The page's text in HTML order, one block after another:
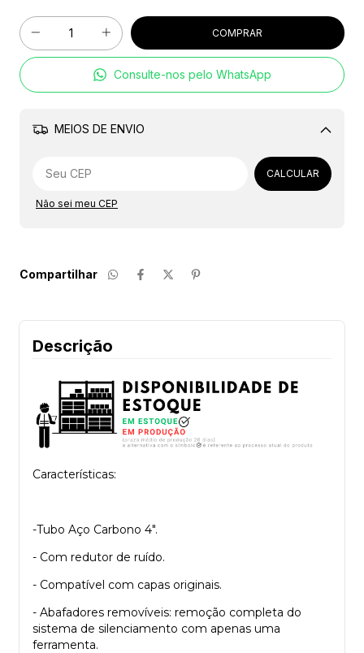
Consulte-nos pelo WhatsApp
MEIOS DE ENVIO
Alterar CEP
CALCULAR
Não sei meu CEP
Compartilhar
Descrição
Características:
-Tubo Aço Carbono 4".
- Com redutor de ruído.
- Compatível com capas originais.
- Abafadores removíveis: remoção completa do
sistema de silenciamento com apenas uma
ferramenta.